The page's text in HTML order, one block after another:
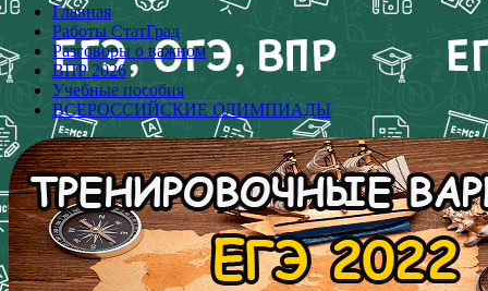
Главная
Работы СтатГрад
Разговоры о важном
ВПР 2026
Учебные пособия
ВСЕРОССИЙСКИЕ ОЛИМПИАДЫ